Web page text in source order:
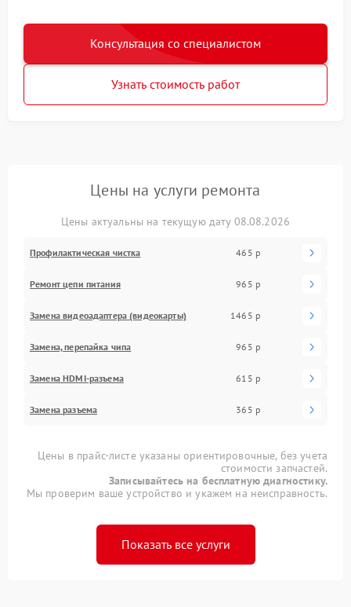
Консультация со специалистом
Узнать стоимость работ
Цены на услуги ремонта
Цены актуальны на текущую дату 08.08.2026
Профилактическая чистка 465 р
Ремонт цепи питания 965 р
Замена видеоадаптера (видеокарты) 1465 р
Замена, перепайка чипа 965 р
Замена HDMI-разъема 615 р
Замена разъема 365 р
Цены в прайс-листе указаны ориентировочные, без учета
стоимости запчастей.
Записывайтесь на бесплатную диагностику.
Мы проверим ваше устройство и укажем на неисправность.
Показать все услуги